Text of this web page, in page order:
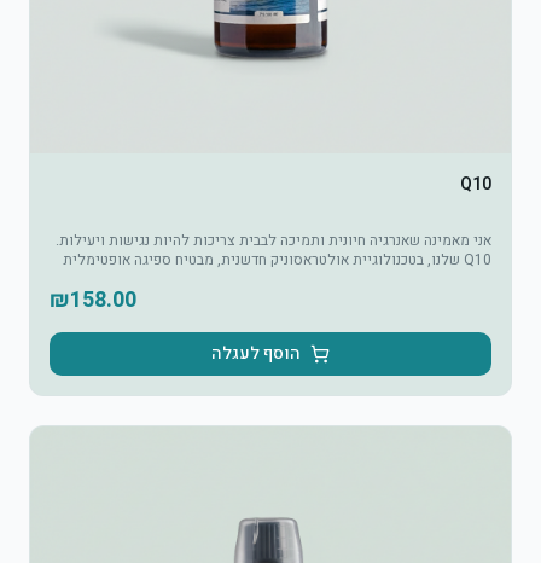
Q10
אני מאמינה שאנרגיה חיונית ותמיכה לבבית צריכות להיות נגישות ויעילות.
Q10 שלנו, בטכנולוגיית אולטראסוניק חדשנית, מבטיח ספיגה אופטימלית
₪158.00
הוסף לעגלה